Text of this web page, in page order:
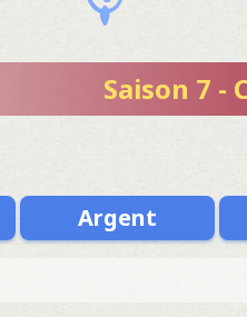
Saison 7 -
Argent